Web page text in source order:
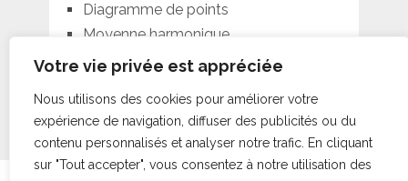
Votre vie privée est appréciée
Nous utilisons des cookies pour améliorer votre
expérience de navigation, diffuser des publicités ou du
contenu personnalisés et analyser notre trafic. En cliquant
sur "Tout accepter", vous consentez à notre utilisation des
Diagramme de points
Moyenne harmonique
Moyenne géométrique
Moyenne pondérée